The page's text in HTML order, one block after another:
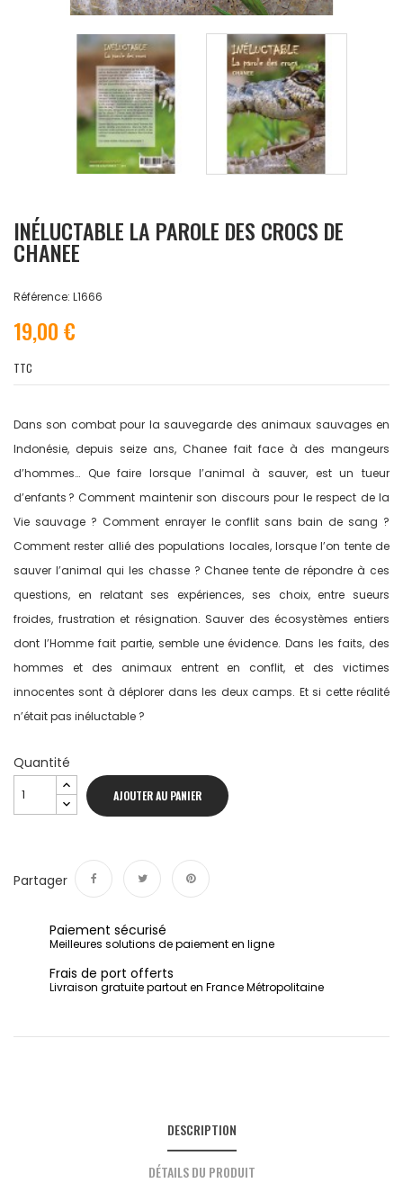
INÉLUCTABLE LA PAROLE DES CROCS DE
CHANEE
Référence: L1666
19,00 €
TTC
Dans son combat pour la sauvegarde des animaux sauvages en
Indonésie, depuis seize ans, Chanee fait face à des mangeurs
d’hommes… Que faire lorsque l’animal à sauver, est un tueur
d’enfants ? Comment maintenir son discours pour le respect de la
Vie sauvage ? Comment enrayer le conflit sans bain de sang ?
Comment rester allié des populations locales, lorsque l’on tente de
sauver l’animal qui les chasse ? Chanee tente de répondre à ces
questions, en relatant ses expériences, ses choix, entre sueurs
froides, frustration et résignation. Sauver des écosystèmes entiers
dont l’Homme fait partie, semble une évidence. Dans les faits, des
hommes et des animaux entrent en conflit, et des victimes
innocentes sont à déplorer dans les deux camps. Et si cette réalité
n’était pas inéluctable ?
Quantité
AJOUTER AU PANIER
Partager
Paiement sécurisé
Meilleures solutions de paiement en ligne
Frais de port offerts
Livraison gratuite partout en France Métropolitaine
DESCRIPTION
DÉTAILS DU PRODUIT